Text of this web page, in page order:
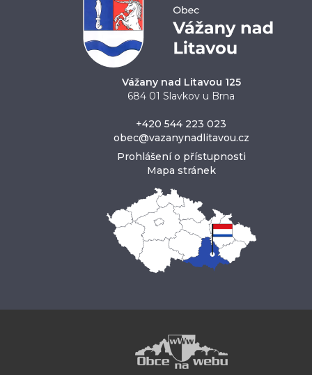
Vážany nad Litavou 125
684 01 Slavkov u Brna
+420 544 223 023
obec@vazanynadlitavou.cz
Prohlášení o přístupnosti
Mapa stránek